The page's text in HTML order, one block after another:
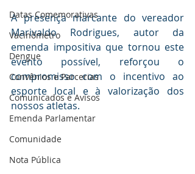
Datas Comemorativas
Vacinômetro
Dengue
Convênios e Parcerias
Comunicados e Avisos
Emenda Parlamentar
Comunidade
Nota Pública
A presença marcante do vereador
Marivaldo Rodrigues, autor da
emenda impositiva que tornou este
evento possível, reforçou o
compromisso com o incentivo ao
esporte local e à valorização dos
nossos atletas.